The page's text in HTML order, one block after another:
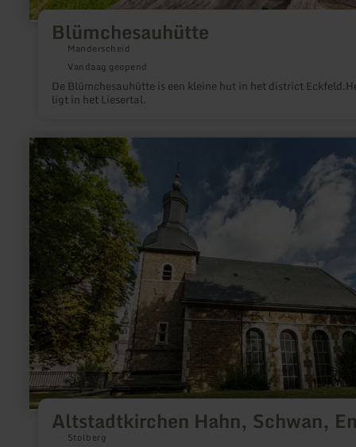
Blümchesauhütte
Manderscheid
Vandaag geopend
De Blümchesauhütte is een kleine hut in het district
ligt in het Liesertal.
Altstadtkirchen Hahn, Schwan,
Stolberg
meer
informatie
over:
Altstadtkirchen
Hahn,
Schwan,
Engel